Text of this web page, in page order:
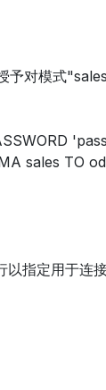
予对模式
sales TO
指定用于连